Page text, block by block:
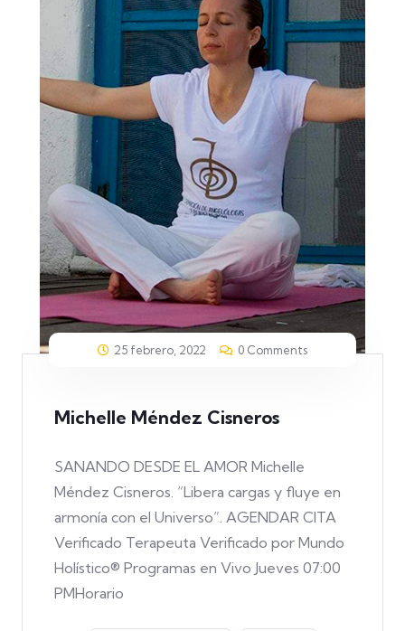
25 febrero, 2022 0 Comments
Michelle Méndez Cisneros
SANANDO DESDE EL AMOR Michelle
Méndez Cisneros. “Libera cargas y fluye en
armonía con el Universo”. AGENDAR CITA
Verificado Terapeuta Verificado por Mundo
Holístico® Programas en Vivo Jueves 07:00
PMHorario